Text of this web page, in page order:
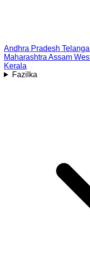
Andhra Pradesh
Maharashtra Assam
Kerala
Fazilka